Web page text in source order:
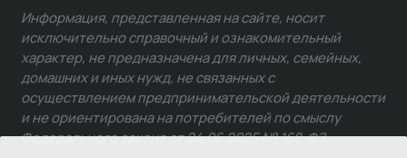
Информация, представленная на сайте, носит
исключительно справочный и ознакомительный
характер, не предназначена для личных, семейных,
домашних и иных нужд, не связанных с
осуществлением предпринимательской деятельности
и не ориентирована на потребителей по смыслу
Федерального закона от 24.06.2025 № 168-ФЗ.